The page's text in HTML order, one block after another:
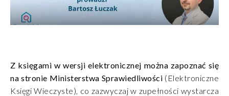
Z księgami w wersji elektronicznej można zapoznać się
na stronie Ministerstwa Sprawiedliwości (Elektroniczne
Księgi Wieczyste), co zazwyczaj w zupełności wystarcza